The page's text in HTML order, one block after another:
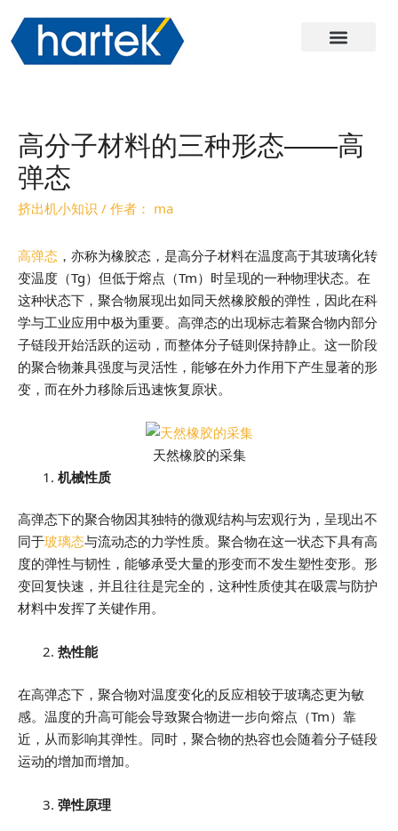
高分子材料的三种形态——高
弹态
挤出机小知识 / 作者： ma
高弹态 ，亦称为橡胶态，是高分子材料在温度高于其玻璃化转
变温度（Tg）但低于熔点（Tm）时呈现的一种物理状态。在
这种状态下，聚合物展现出如同天然橡胶般的弹性，因此在科
学与工业应用中极为重要。高弹态的出现标志着聚合物内部分
子链段开始活跃的运动，而整体分子链则保持静止。这一阶段
的聚合物兼具强度与灵活性，能够在外力作用下产生显著的形
变，而在外力移除后迅速恢复原状。
天然橡胶的采集
机械性质
高弹态下的聚合物因其独特的微观结构与宏观行为，呈现出不
同于玻璃态与流动态的力学性质。聚合物在这一状态下具有高
度的弹性与韧性，能够承受大量的形变而不发生塑性变形。形
变回复快速，并且往往是完全的，这种性质使其在吸震与防护
材料中发挥了关键作用。
热性能
在高弹态下，聚合物对温度变化的反应相较于玻璃态更为敏
感。温度的升高可能会导致聚合物进一步向熔点（Tm）靠
近，从而影响其弹性。同时，聚合物的热容也会随着分子链段
运动的增加而增加。
弹性原理